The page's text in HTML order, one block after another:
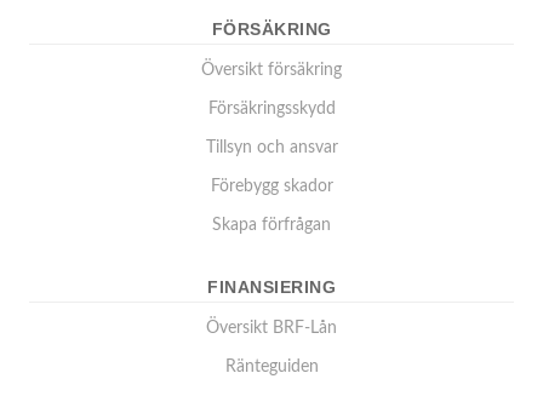
FÖRSÄKRING
Översikt försäkring
Försäkringsskydd
Tillsyn och ansvar
Förebygg skador
Skapa förfrågan
FINANSIERING
Översikt BRF-Lån
Ränteguiden